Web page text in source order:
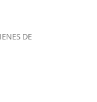
DE